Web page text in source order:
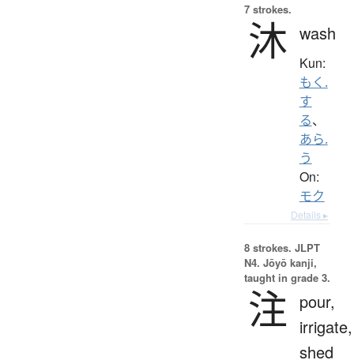
7 strokes.
沐 wash
Kun:
もく.
す
る、
あら.
う
On:
モク
Details ▸
8 strokes. JLPT
N4. Jōyō kanji,
taught in grade 3.
注
pour,
irrigate,
shed